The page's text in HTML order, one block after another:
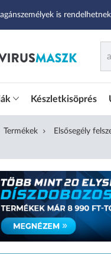
is
Készletkisöprés
Termékek Elsősegély